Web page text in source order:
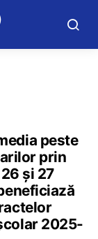
peste
prin
și 27
2025-